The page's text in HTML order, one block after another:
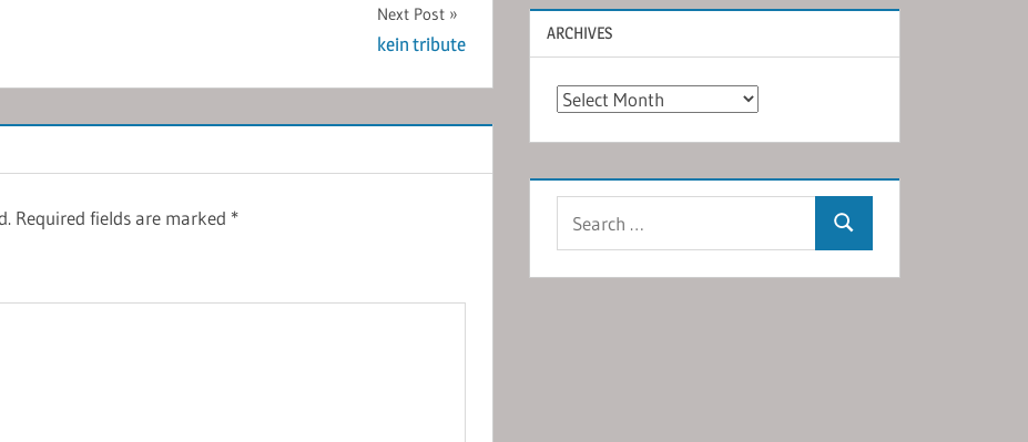
Next Post
kein tribute
Required fields are marked *
ARCHIVES
Archives
Search